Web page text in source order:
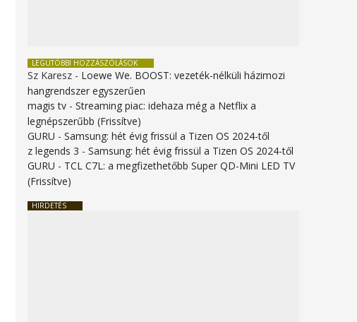
LEGUTÓBBI HOZZÁSZÓLÁSOK
Sz Karesz - Loewe We. BOOST: vezeték-nélküli házimozi
hangrendszer egyszerűen
magis tv -Streaming piac: idehaza még a Netflix a
legnépszerűbb (Frissítve)
GURU -Samsung: hét évig frissül a Tizen OS 2024-től
z legends 3 -Samsung: hét évig frissül a Tizen OS 2024-től
GURU - TCL C7L: a megfizethetőbb Super QD-Mini LED TV
(Frissítve)
HIRDETÉS